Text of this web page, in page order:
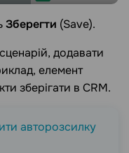
Зберегти (Save).
додавати
елемент
зберігати в CRM.
авторозсилку